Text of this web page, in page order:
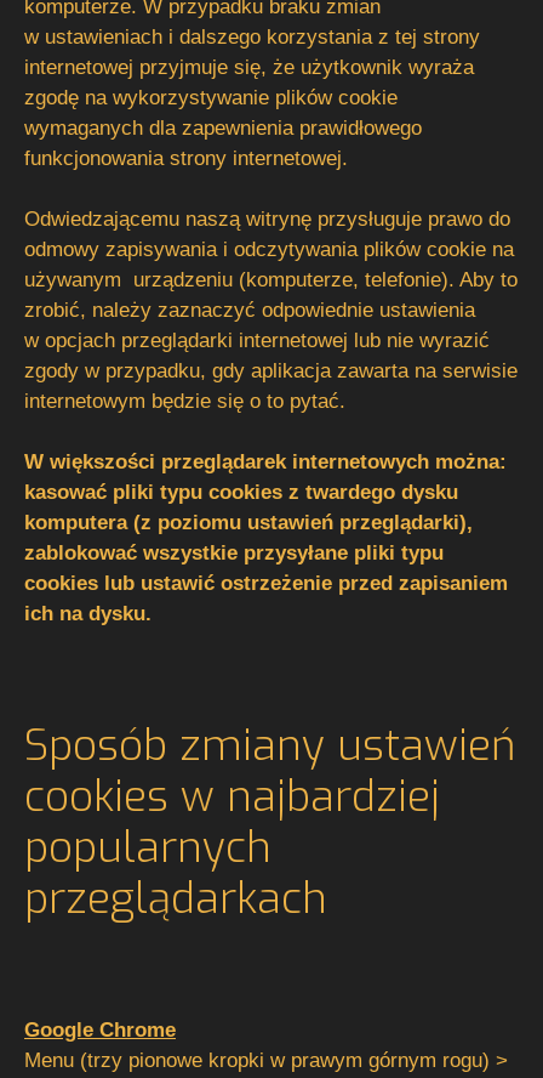
komputerze. W przypadku braku zmian
w ustawieniach i dalszego korzystania z tej strony
internetowej przyjmuje się, że użytkownik wyraża
zgodę na wykorzystywanie plików cookie
wymaganych dla zapewnienia prawidłowego
funkcjonowania strony internetowej.
Odwiedzającemu naszą witrynę przysługuje prawo do
odmowy zapisywania i odczytywania plików cookie na
używanym urządzeniu (komputerze, telefonie). Aby to
zrobić, należy zaznaczyć odpowiednie ustawienia
w opcjach przeglądarki internetowej lub nie wyrazić
zgody w przypadku, gdy aplikacja zawarta na serwisie
internetowym będzie się o to pytać.
W większości przeglądarek internetowych można:
kasować pliki typu cookies z twardego dysku
komputera (z poziomu ustawień przeglądarki),
zablokować wszystkie przysyłane pliki typu
cookies lub ustawić ostrzeżenie przed zapisaniem
ich na dysku.
Sposób zmiany ustawień
cookies w najbardziej
popularnych
przeglądarkach
Google Chrome
Menu (trzy pionowe kropki w prawym górnym rogu) >